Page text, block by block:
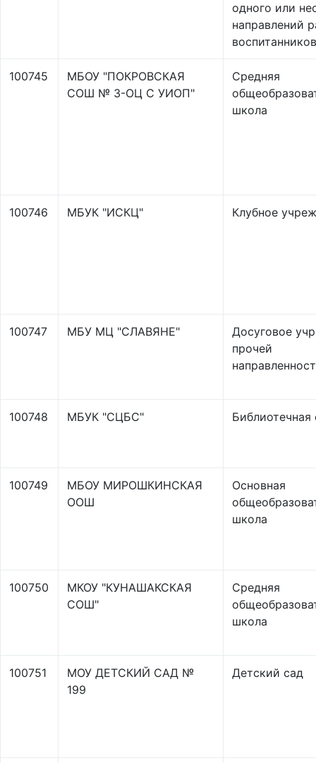
одного или
направлений
воспитанников
100745
МБОУ "ПОКРОВСКАЯ
СОШ № 3-ОЦ С УИОП"
Средняя
школа
100746 МБУК "ИСКЦ" Клубное
100747 МБУ МЦ "СЛАВЯНЕ"
Досуговое
прочей
100748 МБУК "СЦБС" Библиотечная
100749
МБОУ МИРОШКИНСКАЯ
ООШ
Основная
школа
100750
МКОУ "КУНАШАКСКАЯ
СОШ"
Средняя
школа
100751
МОУ ДЕТСКИЙ САД №
199
Детский сад